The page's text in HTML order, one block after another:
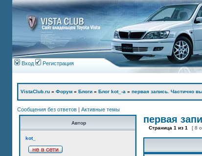
Вход Регистрация
VistaClub.ru » Форум » Блоги » Блог kot_-а » первая запись. Частично
Сообщения без ответов | Активные темы
Автор
kot_
первая
Страница 1 из 1 [ 8